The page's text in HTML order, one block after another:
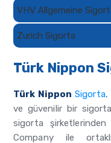
VHV Allgemeine
Zurich Sigorta
Türk Nippon
Türk NipponSigorta,
ve güvenilir bir sigorta
sigorta
Company ile